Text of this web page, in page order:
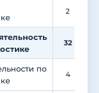
2
32
по
4